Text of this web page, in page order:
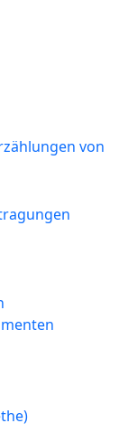
von